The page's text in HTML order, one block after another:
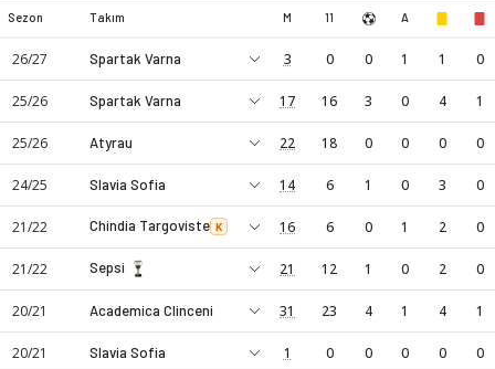
Sezon Takım M 11 A
26/27 Spartak Varna 3 0 0 1 1 0
25/26 Spartak Varna 17 16 3 0 4 1
25/26 Atyrau 22 18 0 0 0 0
24/25 Slavia Sofia 14 6 1 0 3 0
21/22 Chindia Targoviste K 16 6 0 1 2 0
21/22 Sepsi 21 12 1 0 2 0
20/21 Academica Clinceni 31 23 4 1 4 1
20/21 Slavia Sofia 1 0 0 0 0 0